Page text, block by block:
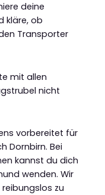
deine
kläre, ob
Transporter
mit allen
nicht
vorbereitet für
Dornbirn. Bei
kannst du dich
wenden. Wir
zu